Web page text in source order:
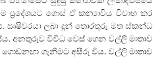
ප‍්‍රදේශයට ගොස් ඒ කන්‍යාවිය විවාහ කර
සෘෂිවරයා ලබා දුන් තොරතුරු මත ස්කන්ධ
අනතුරුව විවිධ වෙස් ගෙන වල්ලි මාතාව
ගැනීමට අසීරු විය. වල්ලි මාතාව